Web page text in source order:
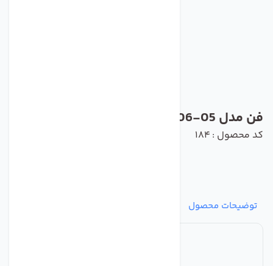
فن مدل R2E220-AB06-05 برند ebmpapst
کد محصول : 184
توضیحات محصول